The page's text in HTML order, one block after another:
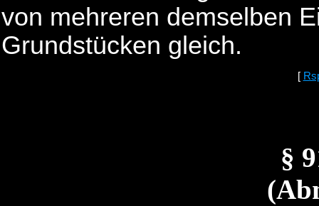
von mehreren demselben
Grundstücken gleich.
[
§